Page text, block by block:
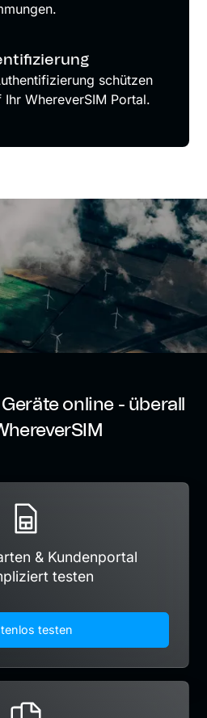
schützen
WhereverSIM Portal.
online - überall
& Kundenportal
testen
testen